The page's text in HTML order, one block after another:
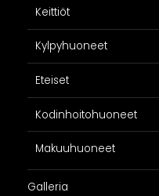
Keittiöt
Kylpyhuoneet
Eteiset
Kodinhoitohuoneet
Makuuhuoneet
Galleria